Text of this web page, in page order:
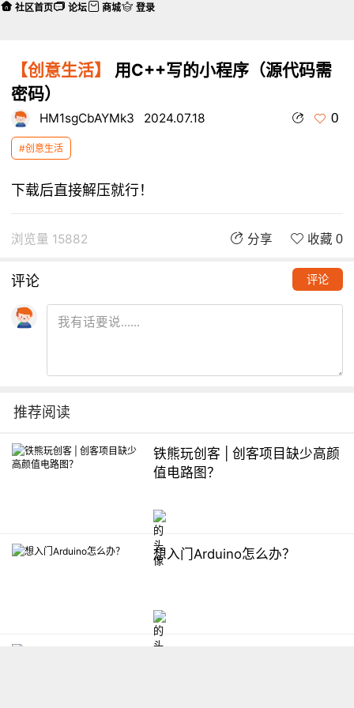
【创意生活】
用C++写的小程序（源代码需
密码）
HM1sgCbAYMk3 2024.07.18 0
#创意生活
下载后直接解压就行！
浏览量 15882 分享 收藏 0
评论 评论
推荐阅读
铁熊玩创客 | 创客项目缺少高颜
值电路图？
想入门Arduino怎么办？
社区首页 论坛 商城 登录